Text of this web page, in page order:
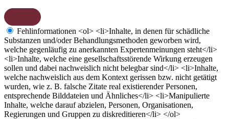
Fehlinformationen <ol> <li>Inhalte, in denen für schädliche
Substanzen und/oder Behandlungsmethoden geworben wird,
welche gegenläufig zu anerkannten Expertenmeinungen steht</li>
<li>Inhalte, welche eine gesellschaftsstörende Wirkung erzeugen
sollen und dabei nachweislich nicht belegbar sind</li> <li>Inhalte,
welche nachweislich aus dem Kontext gerissen bzw. nicht getätigt
wurden, wie z. B. falsche Zitate real existierender Personen,
entsprechende Bilddateien und Ähnliches</li> <li>Manipulierte
Inhalte, welche darauf abzielen, Personen, Organisationen,
Regierungen und Gruppen zu diskreditieren</li> </ol>